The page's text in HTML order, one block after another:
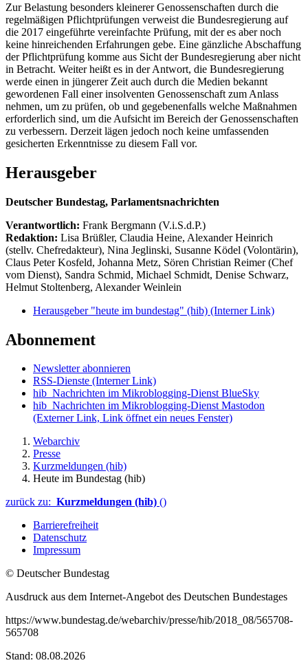
Zur Belastung besonders kleinerer Genossenschaften durch die
regelmäßigen Pflichtprüfungen verweist die Bundesregierung auf
die 2017 eingeführte vereinfachte Prüfung, mit der es aber noch
keine hinreichenden Erfahrungen gebe. Eine gänzliche Abschaffung
der Pflichtprüfung komme aus Sicht der Bundesregierung aber nicht
in Betracht. Weiter heißt es in der Antwort, die Bundesregierung
werde einen in jüngerer Zeit auch durch die Medien bekannt
gewordenen Fall einer insolventen Genossenschaft zum Anlass
nehmen, um zu prüfen, ob und gegebenenfalls welche Maßnahmen
erforderlich sind, um die Aufsicht im Bereich der Genossenschaften
zu verbessern. Derzeit lägen jedoch noch keine umfassenden
gesicherten Erkenntnisse zu diesem Fall vor.
Herausgeber
Deutscher Bundestag, Parlamentsnachrichten
Verantwortlich: Frank Bergmann (V.i.S.d.P.)
Redaktion: Lisa Brüßler, Claudia Heine, Alexander Heinrich
(stellv. Chefredakteur), Nina Jeglinski, Susanne Ködel (Volontärin),
Claus Peter Kosfeld, Johanna Metz, Sören Christian Reimer (Chef
vom Dienst), Sandra Schmid, Michael Schmidt, Denise Schwarz,
Helmut Stoltenberg, Alexander Weinlein
Herausgeber "heute im bundestag" (hib) (Interner Link)
Abonnement
Newsletter abonnieren
RSS-Dienste (Interner Link)
hib_Nachrichten im Mikroblogging-Dienst BlueSky
hib_Nachrichten im Mikroblogging-Dienst Mastodon
(Externer Link, Link öffnet ein neues Fenster)
Webarchiv
Presse
Kurzmeldungen (hib)
Heute im Bundestag (hib)
zurück zu: Kurzmeldungen (hib) ()
Barrierefreiheit
Datenschutz
Impressum
© Deutscher Bundestag
Ausdruck aus dem Internet-Angebot des Deutschen Bundestages
https://www.bundestag.de/webarchiv/presse/hib/2018_08/565708-
565708
Stand: 08.08.2026